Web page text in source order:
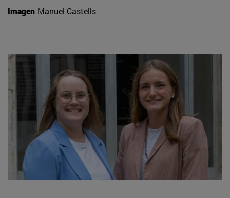
Imagen Manuel Castells